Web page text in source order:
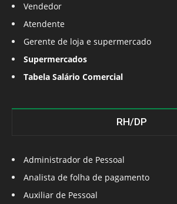
Vendedor
Atendente
Gerente de loja e supermercado
Supermercados
Tabela Salário Comercial
RH/DP
Administrador de Pessoal
Analista de folha de pagamento
Auxiliar de Pessoal